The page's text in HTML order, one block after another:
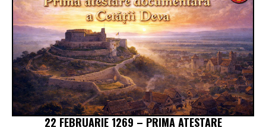
22 FEBRUARIE 1269 – PRIMA ATESTARE